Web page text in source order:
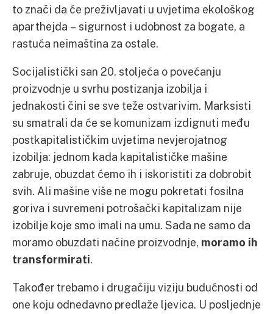
to znači da će preživljavati u uvjetima ekološkog
aparthejda – sigurnost i udobnost za bogate, a
rastuća neimaština za ostale.
Socijalistički san 20. stoljeća o povećanju
proizvodnje u svrhu postizanja izobilja i
jednakosti čini se sve teže ostvarivim. Marksisti
su smatrali da će se komunizam izdignuti među
postkapitalističkim uvjetima nevjerojatnog
izobilja: jednom kada kapitalističke mašine
zabruje, obuzdat ćemo ih i iskoristiti za dobrobit
svih. Ali mašine više ne mogu pokretati fosilna
goriva i suvremeni potrošački kapitalizam nije
izobilje koje smo imali na umu. Sada ne samo da
moramo obuzdati načine proizvodnje, moramo ih
transformirati.
Također trebamo i drugačiju viziju budućnosti od
one koju odnedavno predlaže ljevica. U posljednje